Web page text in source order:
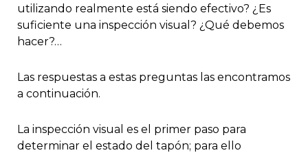
utilizando realmente está siendo efectivo? ¿Es
suficiente una inspección visual? ¿Qué debemos
hacer?…
Las respuestas a estas preguntas las encontramos
a continuación.
La inspección visual es el primer paso para
determinar el estado del tapón; para ello